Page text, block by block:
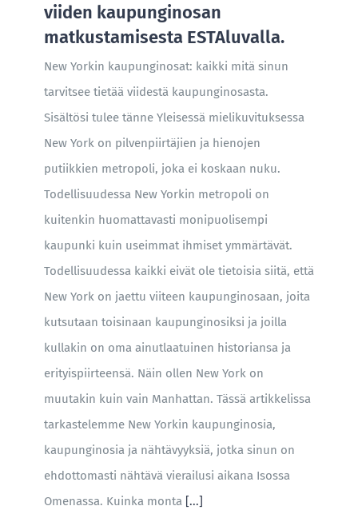
viiden kaupunginosan
matkustamisesta ESTAluvalla.
New Yorkin kaupunginosat: kaikki mitä sinun
tarvitsee tietää viidestä kaupunginosasta.
Sisältösi tulee tänne Yleisessä mielikuvituksessa
New York on pilvenpiirtäjien ja hienojen
putiikkien metropoli, joka ei koskaan nuku.
Todellisuudessa New Yorkin metropoli on
kuitenkin huomattavasti monipuolisempi
kaupunki kuin useimmat ihmiset ymmärtävät.
Todellisuudessa kaikki eivät ole tietoisia siitä, että
New York on jaettu viiteen kaupunginosaan, joita
kutsutaan toisinaan kaupunginosiksi ja joilla
kullakin on oma ainutlaatuinen historiansa ja
erityispiirteensä. Näin ollen New York on
muutakin kuin vain Manhattan. Tässä artikkelissa
tarkastelemme New Yorkin kaupunginosia,
kaupunginosia ja nähtävyyksiä, jotka sinun on
ehdottomasti nähtävä vierailusi aikana Isossa
Omenassa. Kuinka monta [...]